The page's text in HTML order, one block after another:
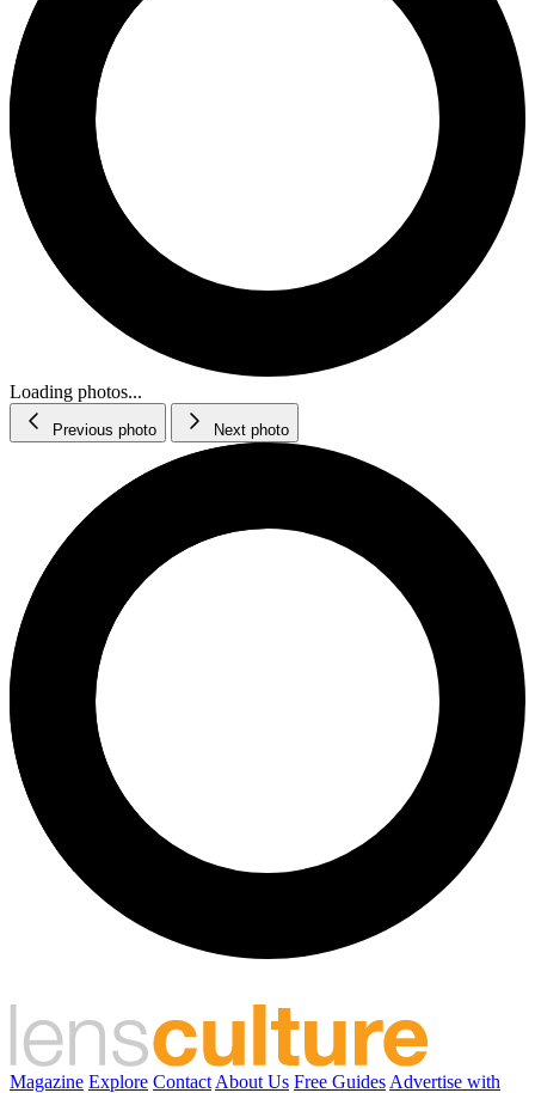
Loading photos...
Previous photo Next photo
Magazine Explore Contact About Us Free Guides Advertise with